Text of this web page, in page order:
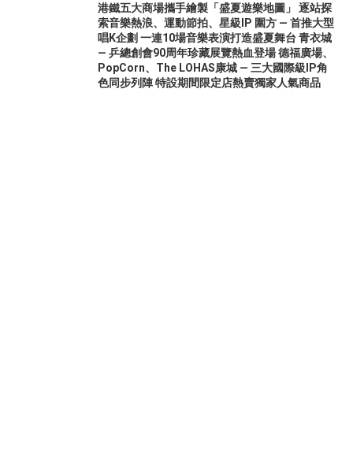
港鐵五大商場攜手繪製「盛夏遊樂地圖」 逐站探
索音樂熱浪、運動節拍、星級IP 圍方 — 首推大型
唱K企劃 一連10場音樂表演打造盛夏舞台 青衣城
— 乒總創會90周年珍藏展覽熱血登場 德福廣場、
PopCorn、The LOHAS康城 — 三大國際級IP角
色同步列陣 特設期間限定店熱賣獨家人氣商品